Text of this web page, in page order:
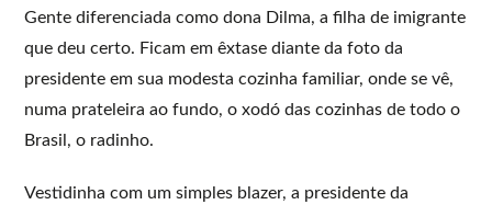
Gente diferenciada como dona Dilma, a filha de imigrante
que deu certo. Ficam em êxtase diante da foto da
presidente em sua modesta cozinha familiar, onde se vê,
numa prateleira ao fundo, o xodó das cozinhas de todo o
Brasil, o radinho.
Vestidinha com um simples blazer, a presidente da